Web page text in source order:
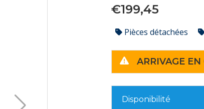
€199,45
Pièces détachées
ARRIVAGE
Disponibilité